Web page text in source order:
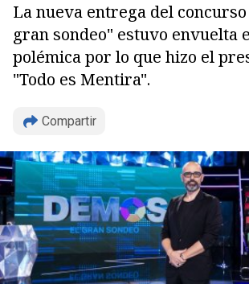
La nueva entrega del
gran sondeo" estuvo envuelta
polémica por lo que hizo el
"Todo es Mentira".
Compartir
Copiar